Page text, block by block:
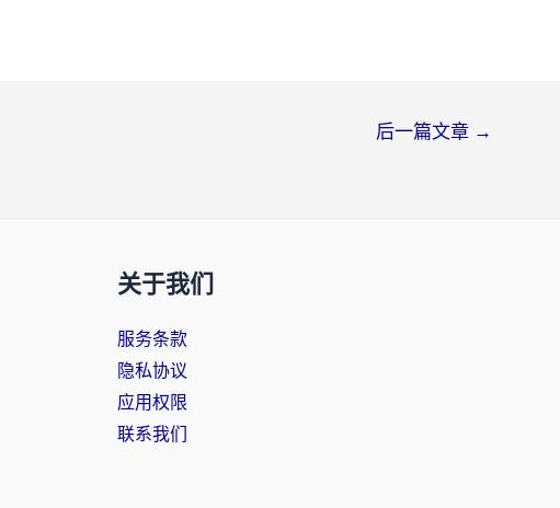
后一篇文章 →
关于我们
服务条款
隐私协议
应用权限
联系我们